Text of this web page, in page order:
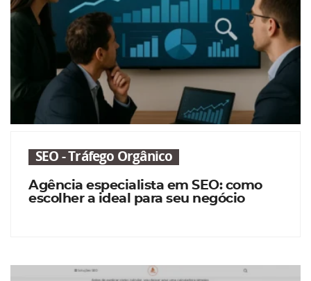
SEO - Tráfego Orgânico
Agência especialista em SEO: como
escolher a ideal para seu negócio